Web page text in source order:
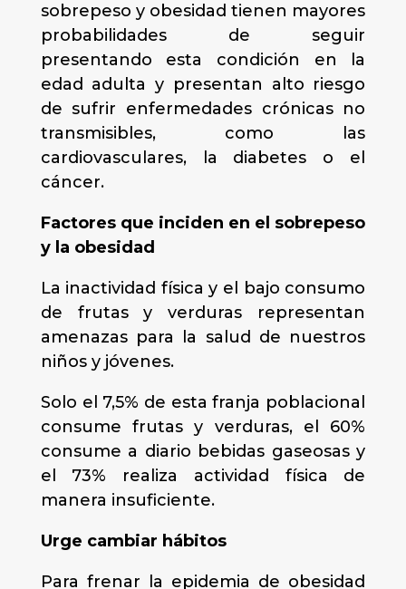
sobrepeso y obesidad tienen mayores
probabilidades de seguir
presentando esta condición en la
edad adulta y presentan alto riesgo
de sufrir enfermedades crónicas no
transmisibles, como las
cardiovasculares, la diabetes o el
cáncer.
Factores que inciden en el sobrepeso
y la obesidad
La inactividad física y el bajo consumo
de frutas y verduras representan
amenazas para la salud de nuestros
niños y jóvenes.
Solo el 7,5% de esta franja poblacional
consume frutas y verduras, el 60%
consume a diario bebidas gaseosas y
el 73% realiza actividad física de
manera insuficiente.
Urge cambiar hábitos
Para frenar la epidemia de obesidad